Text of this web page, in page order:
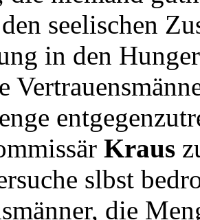
seelischen
in den
Kraus
slbst
die